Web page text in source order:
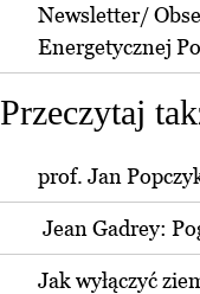
Newsletter/
Energetycznej
Przeczytaj
prof. Jan
Jean Gadrey:
Jak wyłączyć